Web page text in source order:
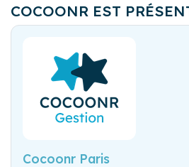
COCOONR EST
Cocoonr Paris